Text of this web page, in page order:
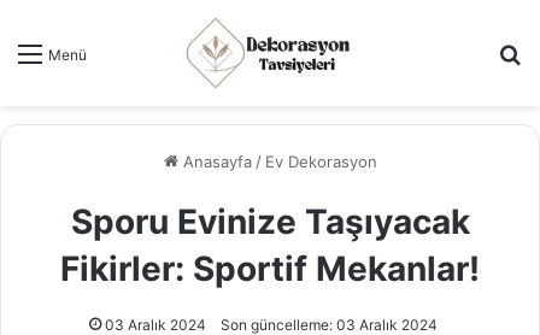
Menü
Anasayfa / Ev Dekorasyon
Sporu Evinize Taşıyacak
Fikirler: Sportif Mekanlar!
03 Aralık 2024 Son güncelleme: 03 Aralık 2024